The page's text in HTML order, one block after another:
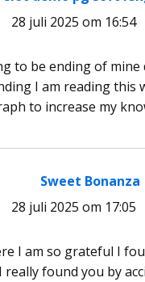
28 juli 2025 om 16:54
to be ending of mine
I am reading this
to increase my
Sweet Bonanza
28 juli 2025 om 17:05
I am so grateful I
really found you by